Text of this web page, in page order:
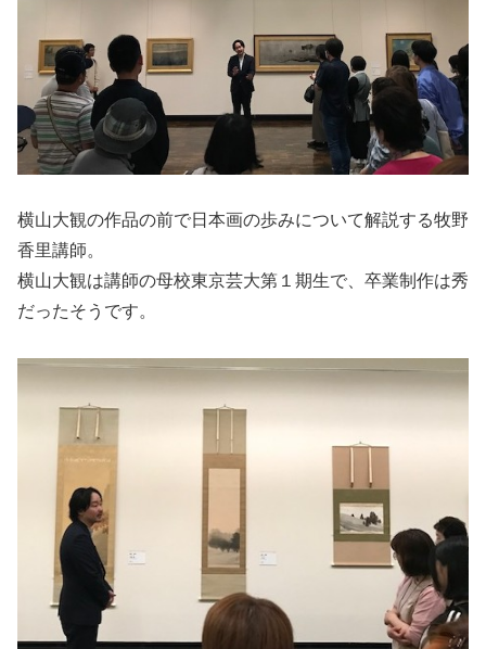
横山大観の作品の前で日本画の歩みについて解説する牧野
香里講師。
横山大観は講師の母校東京芸大第１期生で、卒業制作は秀
だったそうです。